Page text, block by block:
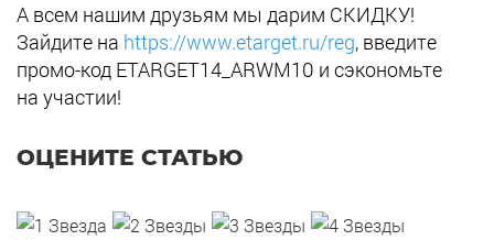
А всем нашим друзьям мы дарим СКИДКУ!
Зайдите на https://www.etarget.ru/reg, введите
промо-код ETARGET14_ARWM10 и сэкономьте
на участии!
ОЦЕНИТЕ СТАТЬЮ